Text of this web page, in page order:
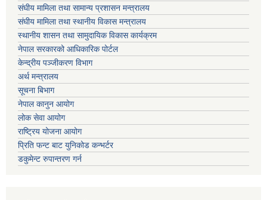
संघीय मामिला तथा सामान्य प्रशासन मन्त्रालय
संघीय मामिला तथा स्थानीय विकास मन्त्रालय
स्थानीय शासन तथा सामुदायिक विकास कार्यक्रम
नेपाल सरकारको आधिकारिक पोर्टल
केन्द्रीय पञ्जीकरण विभाग
अर्थ मन्त्रालय
सूचना बिभाग
नेपाल कानुन आयोग
लोक सेवा आयोग
राष्ट्रिय योजना आयोग
प्रिति फन्ट बाट युनिकोड कन्भर्टर
डकुमेन्ट रुपान्तरण गर्न